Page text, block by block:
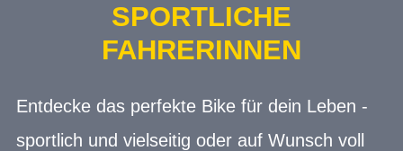
PORTLICHE F
AHRERINNEN
Entdecke das perfekte Bike für dein Leben -
sportlich und vielseitig oder auf Wunsch voll